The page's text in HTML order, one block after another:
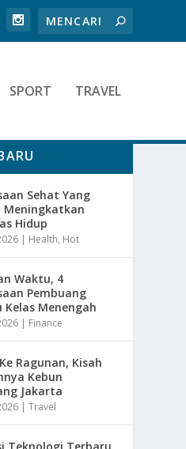
SPORT TRAVEL
Sehat Yang
Meningkatkan
Hidup
| Health, Hot
Waktu, 4
Pembuang
Kelas Menengah
| Finance
Ragunan, Kisah
Kebun
Jakarta
|Travel